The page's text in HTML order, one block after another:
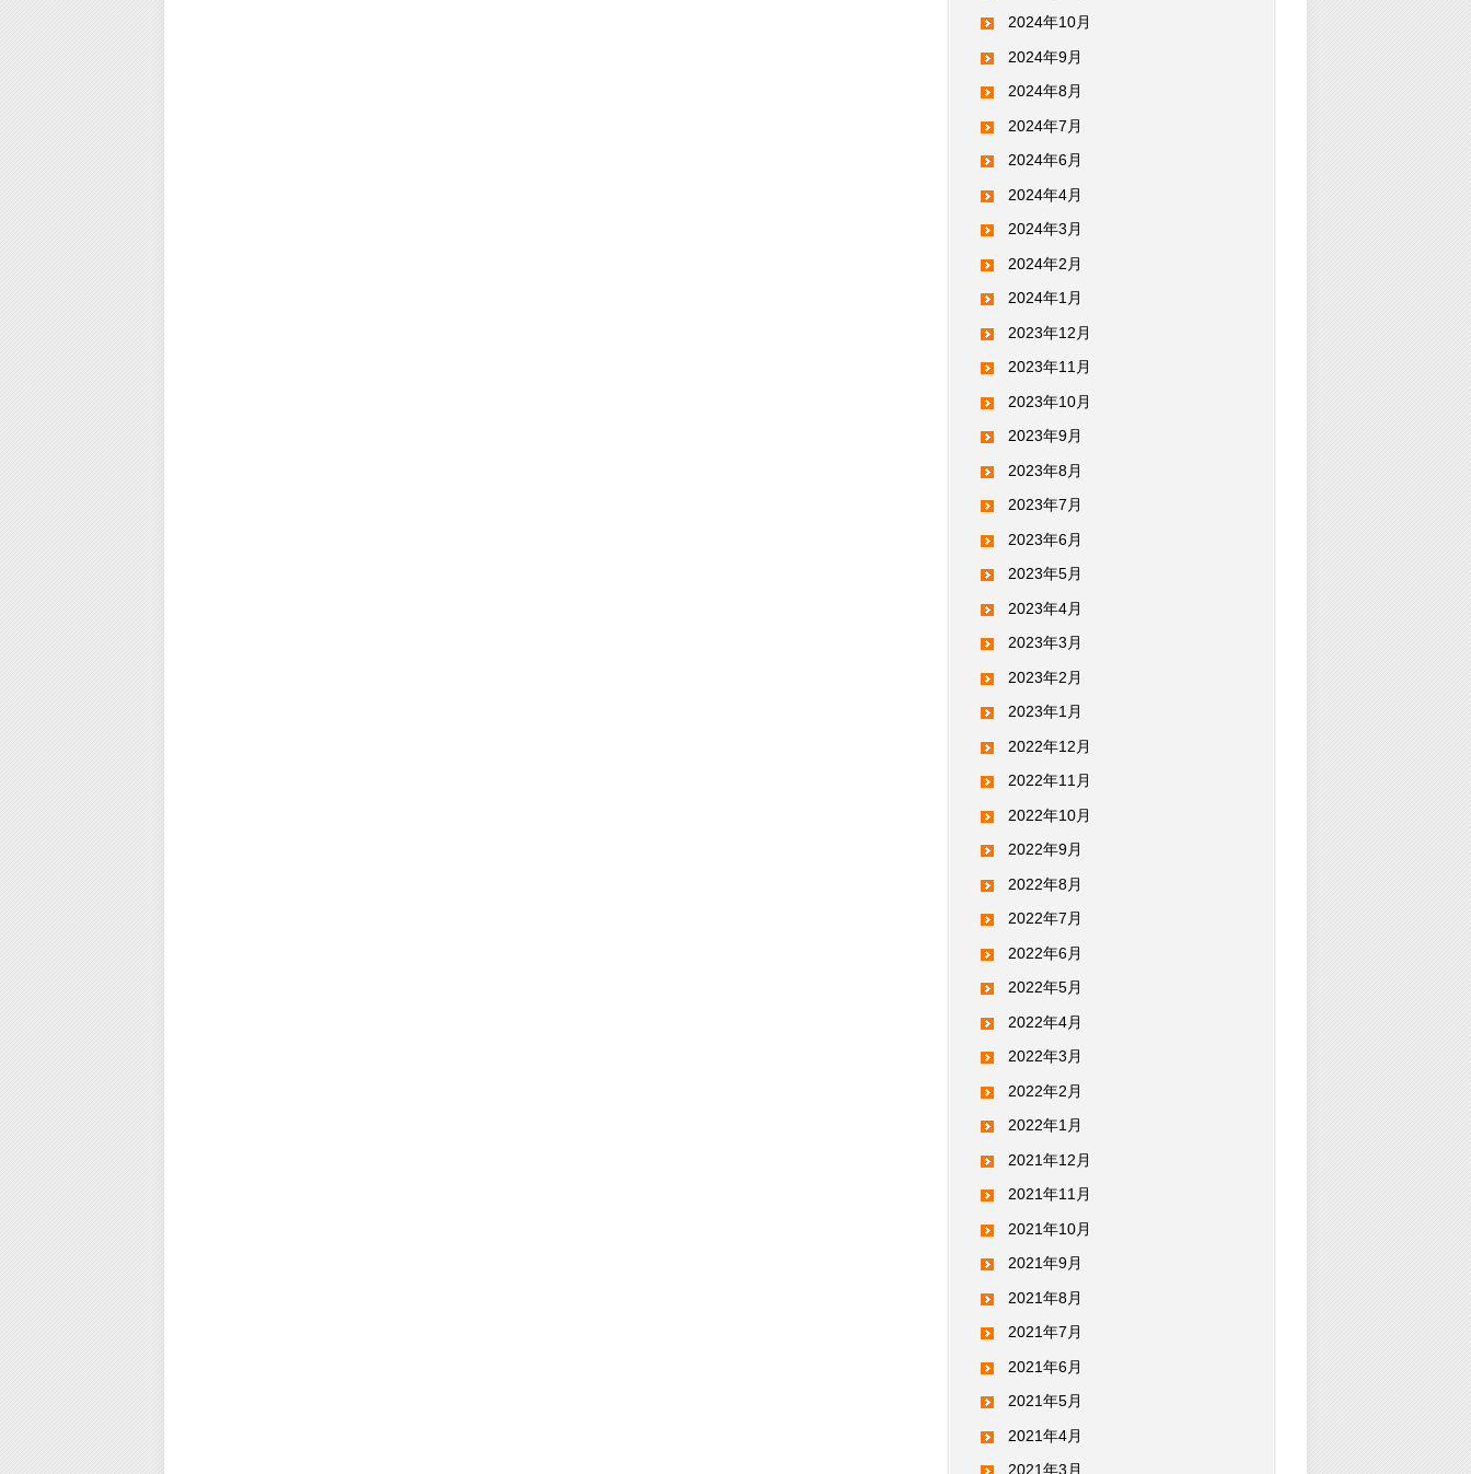
2024年10月
2024年9月
2024年8月
2024年7月
2024年6月
2024年4月
2024年3月
2024年2月
2024年1月
2023年12月
2023年11月
2023年10月
2023年9月
2023年8月
2023年7月
2023年6月
2023年5月
2023年4月
2023年3月
2023年2月
2023年1月
2022年12月
2022年11月
2022年10月
2022年9月
2022年8月
2022年7月
2022年6月
2022年5月
2022年4月
2022年3月
2022年2月
2022年1月
2021年12月
2021年11月
2021年10月
2021年9月
2021年8月
2021年7月
2021年6月
2021年5月
2021年4月
2021年3月